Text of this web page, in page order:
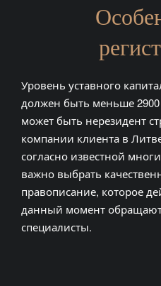
Уровень уставного
должен быть меньше
может быть нерезидент
компании клиента в
согласно известной
важно выбрать
правописание, которое
данный момент
специалисты.